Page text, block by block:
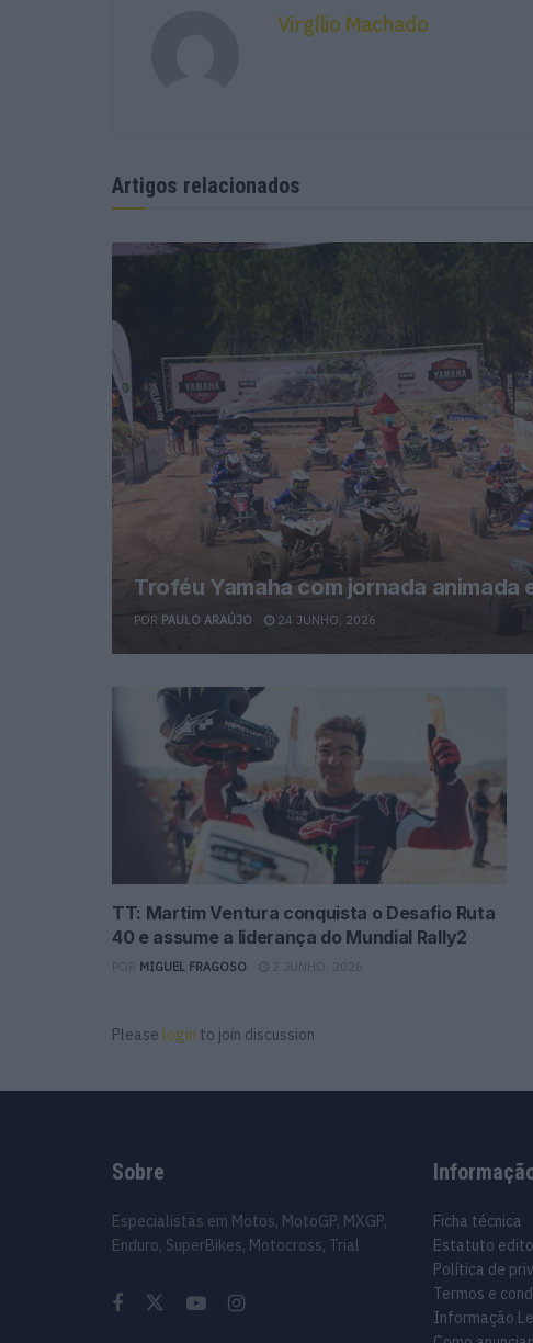
Virgílio Machado
Artigos relacionados
Troféu Yamaha com jornada animada
POR PAULO ARAÚJO 24 JUNHO, 2026
TT: Martim Ventura conquista o Desafio Ruta
40 e assume a liderança do Mundial Rally2
MIGUEL FRAGOSO 2 JUNHO, 2026
Please login to join discussion
Sobre
Especialistas em Motos, MotoGP, MXGP,
Enduro, SuperBikes, Motocross, Trial
Ficha técnica
Estatuto
Política de
Termos e
Informação